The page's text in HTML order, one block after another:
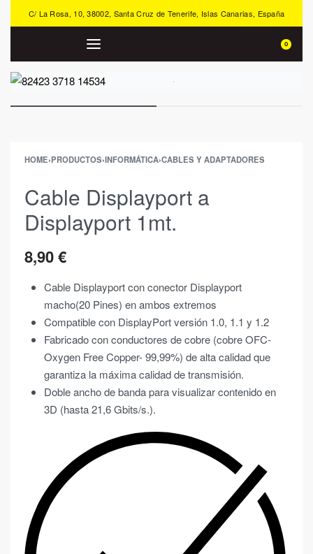
C/ La Rosa, 10, 38002, Santa Cruz de Tenerife, Islas Canarias, España
0
HOME›PRODUCTOS›INFORMÁTICA›CABLES Y ADAPTADORES
Cable Displayport a
Displayport 1mt.
8,90€
Cable Displayport con conector Displayport
macho(20 Pines) en ambos extremos
Compatible con DisplayPort versión 1.0, 1.1 y 1.2
Fabricado con conductores de cobre (cobre OFC-
Oxygen Free Copper- 99,99%) de alta calidad que
garantiza la máxima calidad de transmisión.
Doble ancho de banda para visualizar contenido en
3D (hasta 21,6 Gbits/s.).